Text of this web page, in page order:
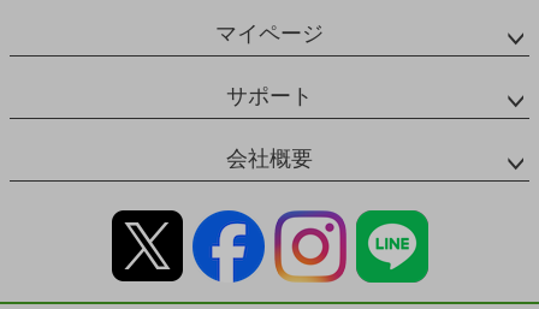
マイページ
サポート
会社概要